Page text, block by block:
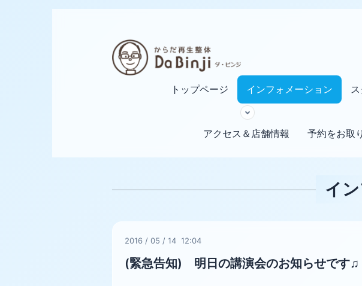
トップページ インフォメーション
アクセス＆店舗情報 予約をお取
イ
2016 / 05 / 14 12:04
(緊急告知) 明日の講演会のお知らせです♫